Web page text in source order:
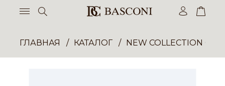
ГЛАВНАЯ КАТАЛОГ NEW COLLECTION